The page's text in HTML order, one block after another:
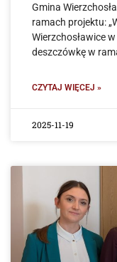
Gmina
ramach projektu:
Wierzchosławice
deszczówkę w
CZYTAJ WIĘCEJ »
2025-11-19